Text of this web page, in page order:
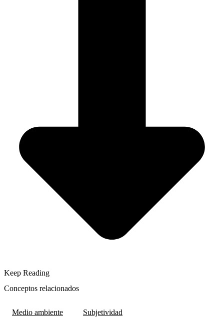
Keep Reading
Conceptos relacionados
Medio ambiente Subjetividad